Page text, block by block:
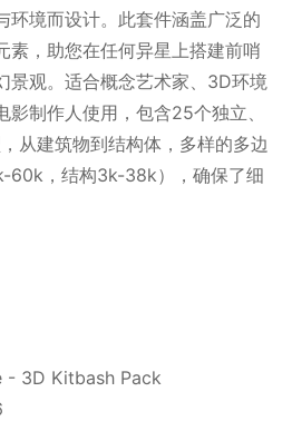
环境而设计。此套件涵盖广泛的
素，助您在任何异星上搭建前哨
景观。适合概念艺术家、3D环境
制作人使用，包含25个独立、
从建筑物到结构体，多样的多边
60k，结构3k-38k），确保了细
- 3D Kitbash Pack